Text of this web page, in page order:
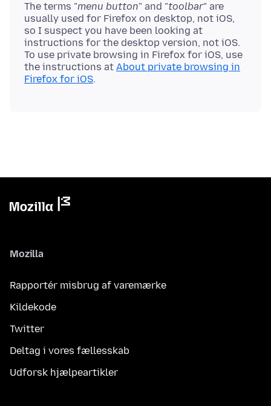
The terms "menu button" and "toolbar" are
usually used for Firefox on desktop, not iOS,
so I suspect you have been looking at
instructions for the desktop version, not iOS.
To use private browsing in Firefox for iOS, use
the instructions at About private browsing in
Firefox for iOS
Mozilla
Rapportér misbrug af varemærke
Kildekode
Twitter
Deltag i vores fællesskab
Udforsk hjælpeartikler